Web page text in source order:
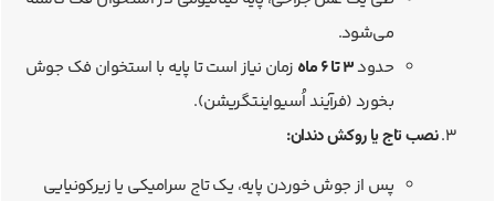
می‌شود.
حدود۳ تا ۶ ماه
زمان نیاز است تا پایه با استخوان فک جوش
بخورد (فرآیند اُسیواینتگریشن).
نصب تاج یا روکش دندان:
پس از جوش خوردن پایه، یک تاج سرامیکی یا زیرکونیایی